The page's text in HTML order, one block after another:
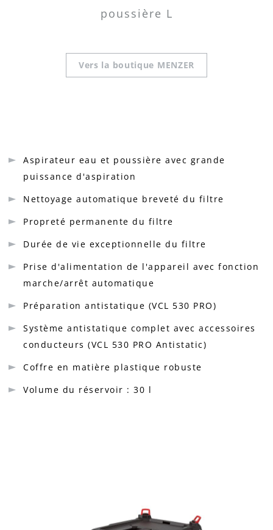
poussière L
Vers la boutique MENZER
Aspirateur eau et poussière avec grande
puissance d'aspiration
Nettoyage automatique breveté du filtre
Propreté permanente du filtre
Durée de vie exceptionnelle du filtre
Prise d'alimentation de l'appareil avec fonction
marche/arrêt automatique
Préparation antistatique (VCL 530 PRO)
Système antistatique complet avec accessoires
conducteurs (VCL 530 PRO Antistatic)
Coffre en matière plastique robuste
Volume du réservoir : 30 l